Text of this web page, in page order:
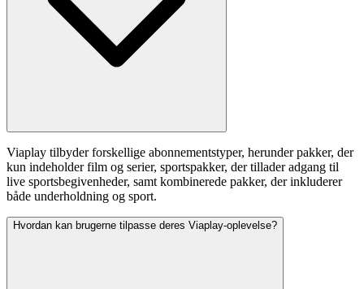
Viaplay tilbyder forskellige abonnementstyper, herunder pakker, der
kun indeholder film og serier, sportspakker, der tillader adgang til
live sportsbegivenheder, samt kombinerede pakker, der inkluderer
både underholdning og sport.
Hvordan kan brugerne tilpasse deres Viaplay-oplevelse?